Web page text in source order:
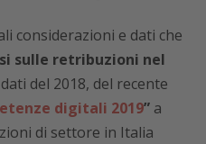
considerazioni e dati che
sulle retribuzioni nel
del 2018, del recente
digitali 2019” a
di settore in Italia